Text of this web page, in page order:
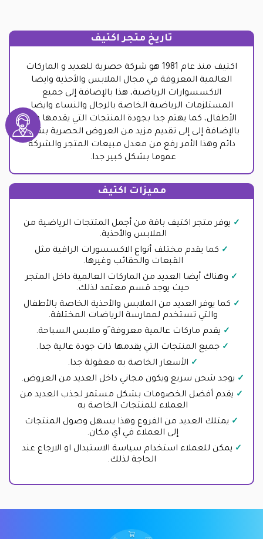
تاريخ متجر اكتيف
اكتيف منذ عام 1981 هو شركة حصرية للعديد و الماركات
العالمية المعروفة في مجال الملابس والأحذية وايضا
الاكسسوارات الرياضية، هذا بالإضافة إلى جميع
المستلزمات الرياضية الخاصة بالرجال والنساء وايضا
الأطفال، كما يهتم جدا بجودة المنتجات التي يقدمها هذا
بالإضافة إلى إلى تقديم مزيد من العروض الحصرية بشكل
دائم وهذا الأمر رفع من معدل مبيعات المتجر والشركة
عموما بشكل كبير جدا.
مميزات اكتيف
يوفر متجر اكتيف باقة من أجمل المتتجات الرياضية من
الملابس والأحذية.
كما يقدم مختلف أنواع الاكسسورات الراقية مثل
القبعات والحقائب وغيرها.
وهناك أيضا العديد من الماركات العالمية داخل المتجر
حيث يوجد قسم معتمد لذلك.
كما يوفر العديد من الملابس والأحذية الخاصة بالأطفال
والتي تستخدم لممارسة الرياضات المختلفة.
يقدم ماركات عالمية معروفة َو ملابس السباحة.
جميع المنتجات التي يقدمها ذات جودة عالية جدا.
الأسعار الخاصة به معقولة جدا.
يوجد شحن سريع ويكون مجاني داخل العديد من العروض.
يقدم أفضل الخصومات بشكل مستمر لجذب العديد من
العملاء للمنتجات الخاصة به
يمتلك العديد من الفروع وهذا يسهل وصول المنتجات
إلى العملاء في أي مكان.
يمكن للعملاء استخدام سياسة الاستبدال او الارجاع عند
الحاجة لذلك.